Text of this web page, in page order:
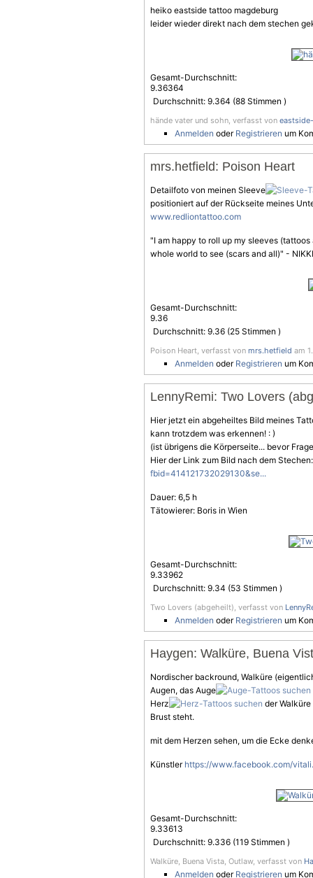
heiko eastside tattoo magdeburg
leider wieder direkt nach dem stechen
Gesamt-Durchschnitt:
9.36364
Durchschnitt: 9.364 (88 Stimmen )
hände vater und sohn, verfasst von
Anmelden oder Registrieren um
mrs.hetfield: Poison Heart
Detailfoto von meinen Sleeve
positioniert auf der Rückseite meines
www.redliontattoo.com
"I am happy to roll up my sleeves
whole world to see (scars and all)" -
Gesamt-Durchschnitt:
9.36
Durchschnitt: 9.36 (25 Stimmen )
Poison Heart, verfasst von mrs.hetfield am
Anmelden oder Registrieren um
LennyRemi: Two Lovers
Hier jetzt ein abgeheiltes Bild meines
kann trotzdem was erkennen! : )
(ist übrigens die Körperseite... bevor
Hier der Link zum Bild nach dem
fbid=414121732029130&se...
Dauer: 6,5 h
Tätowierer: Boris in Wien
Gesamt-Durchschnitt:
9.33962
Durchschnitt: 9.34 (53 Stimmen )
Two Lovers (abgeheilt), verfasst von
Anmelden oder Registrieren um
Haygen: Walküre, Buena
Nordischer backround, Walküre
Augen, das Auge
Herz
der
Brust steht.
mit dem Herzen sehen, um die Ecke
Künstler https://www.facebook.com/
Gesamt-Durchschnitt:
9.33613
Durchschnitt: 9.336 (119 Stimmen )
Walküre, Buena Vista, Outlaw, verfasst von
Anmelden oder Registrieren um